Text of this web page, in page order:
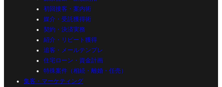
初回接客・案内術
媒介・受託獲得術
契約・決済実務
紹介・リピート獲得
追客・メールテンプレ
住宅ローン・資金計画
特殊案件（相続・離婚・任売）
集客・マーケティング